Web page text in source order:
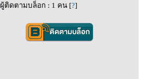
ผู้ติดตามบล็อก : 1 คน [?]